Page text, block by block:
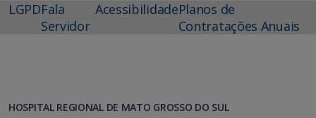
LGPDFala
Servidor
AcessibilidadePlanos de
Contratações Anuais
HOSPITAL REGIONAL DE MATO GROSSO DO SUL